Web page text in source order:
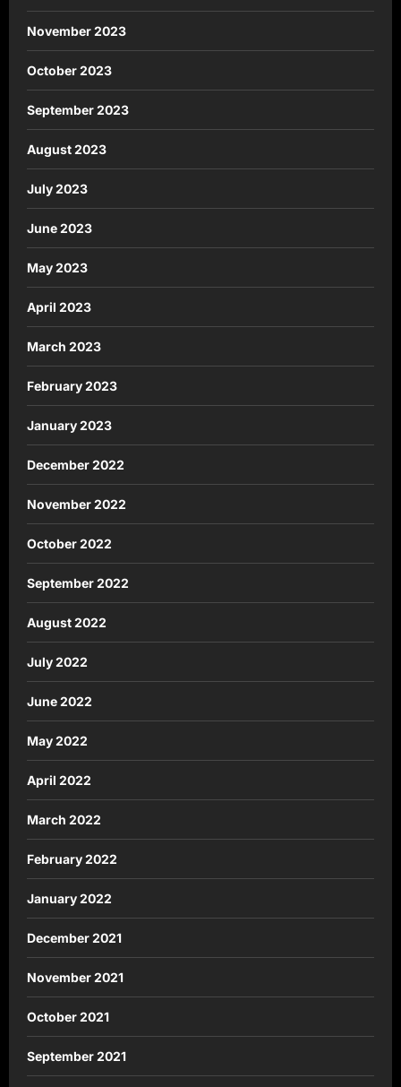
November 2023
October 2023
September 2023
August 2023
July 2023
June 2023
May 2023
April 2023
March 2023
February 2023
January 2023
December 2022
November 2022
October 2022
September 2022
August 2022
July 2022
June 2022
May 2022
April 2022
March 2022
February 2022
January 2022
December 2021
November 2021
October 2021
September 2021